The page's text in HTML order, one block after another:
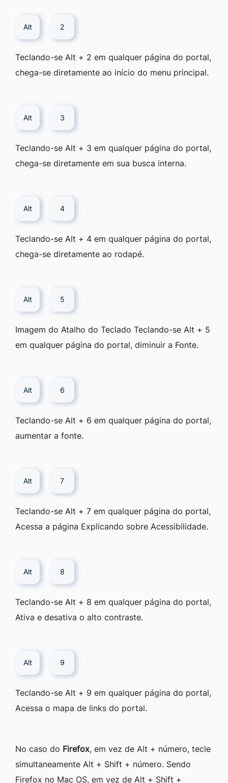
Alt 2
Teclando-se Alt + 2 em qualquer página do portal,
chega-se diretamente ao início do menu principal.
Alt 3
Teclando-se Alt + 3 em qualquer página do portal,
chega-se diretamente em sua busca interna.
Alt 4
Teclando-se Alt + 4 em qualquer página do portal,
chega-se diretamente ao rodapé.
Alt 5
Imagem do Atalho do Teclado Teclando-se Alt + 5
em qualquer página do portal, diminuir a Fonte.
Alt 6
Teclando-se Alt + 6 em qualquer página do portal,
aumentar a fonte.
Alt 7
Teclando-se Alt + 7 em qualquer página do portal,
Acessa a página Explicando sobre Acessibilidade.
Alt 8
Teclando-se Alt + 8 em qualquer página do portal,
Ativa e desativa o alto contraste.
Alt 9
Teclando-se Alt + 9 em qualquer página do portal,
Acessa o mapa de links do portal.
No caso do Firefox, em vez de Alt + número, tecle
simultaneamente Alt + Shift + número. Sendo
Firefox no Mac OS, em vez de Alt + Shift +